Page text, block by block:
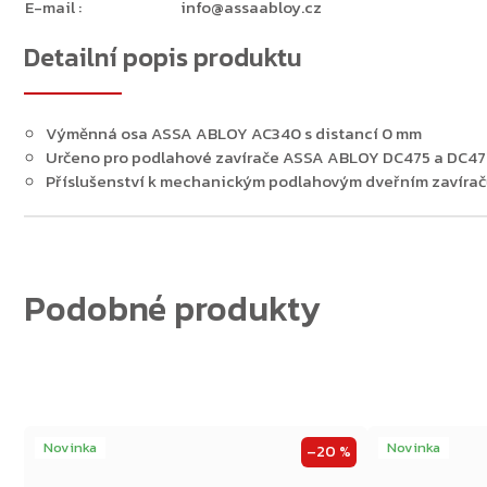
Detailní popis produktu
Výměnná osa ASSA ABLOY AC340 s distancí 0 mm
Určeno pro podlahové zavírače ASSA ABLOY DC475 a
Příslušenství k mechanickým podlahovým dveřním
Novinka –20 % Novinka
E-mail: info@assaabloy.cz